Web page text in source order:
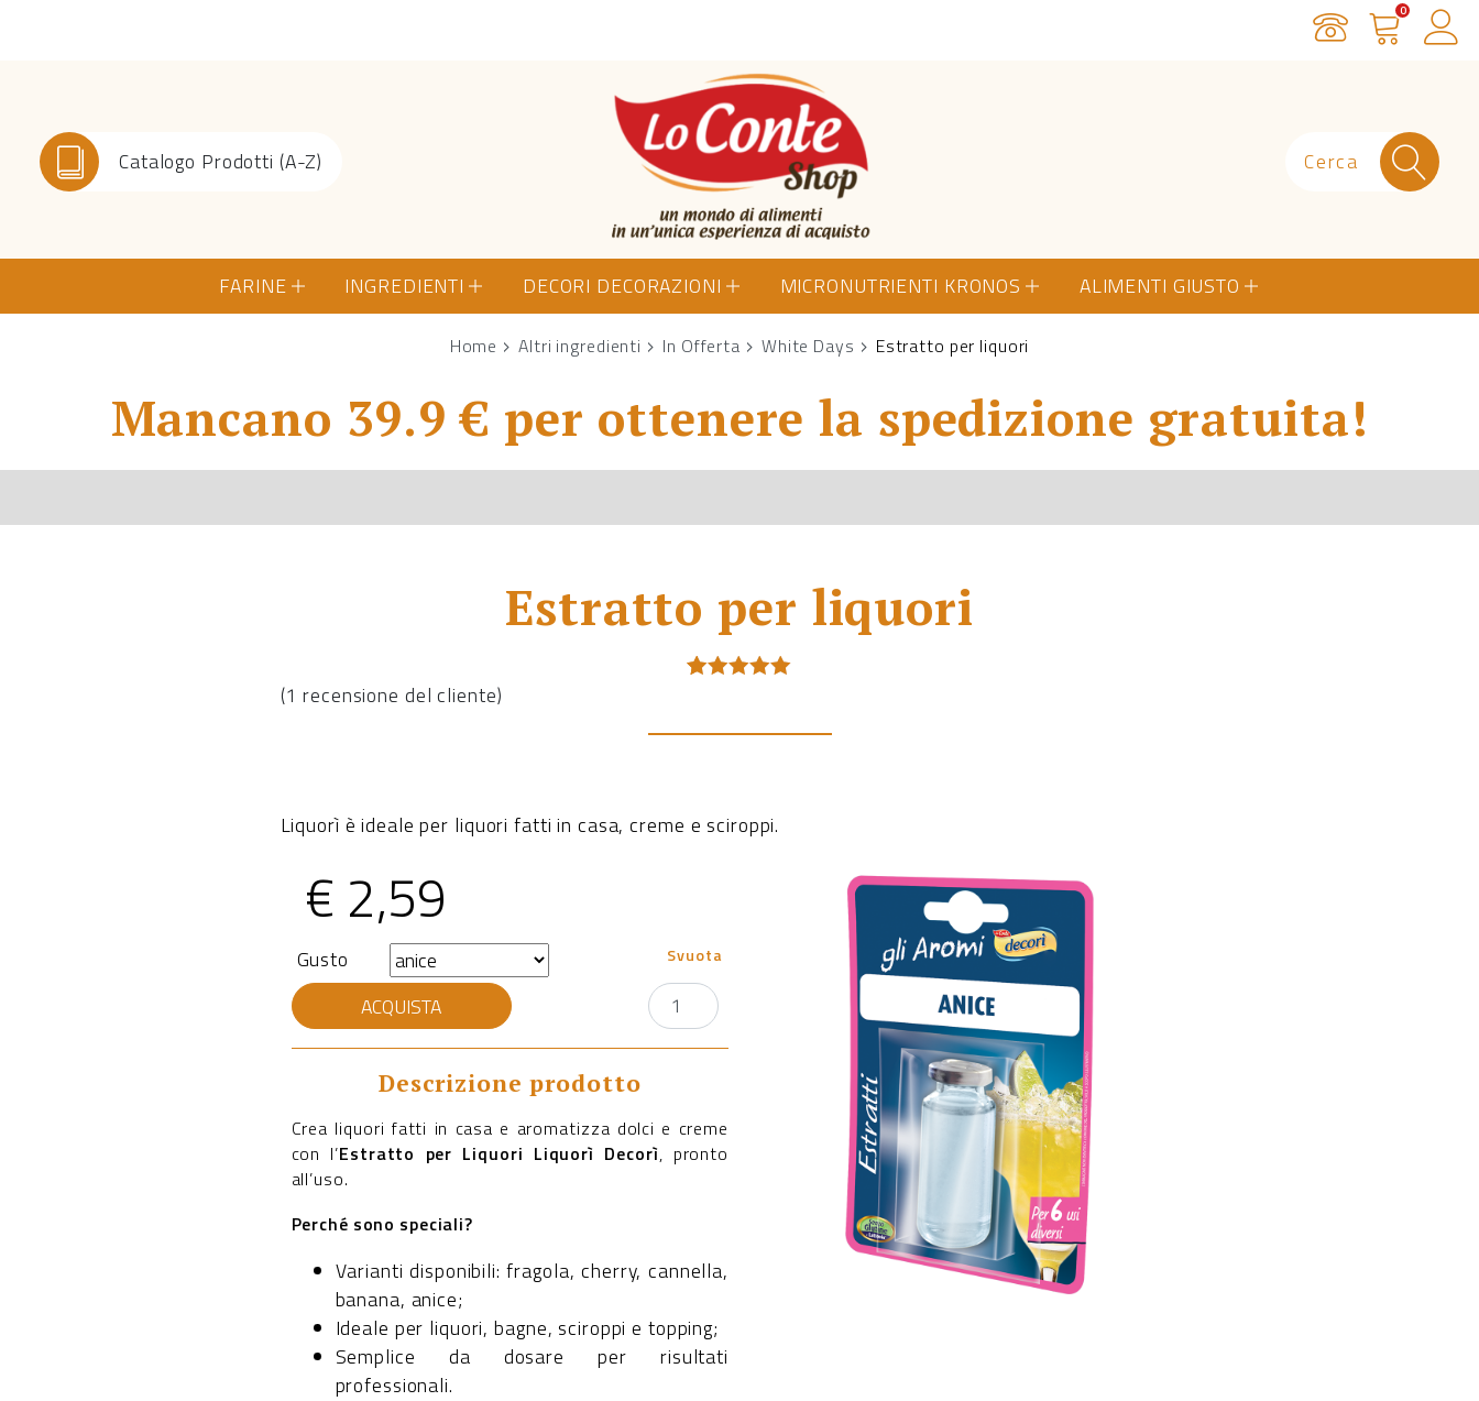
Servizio Clienti
Carrello
0
Catalogo Prodotti (A-Z)
Lo Conte Shop
FARINE INGREDIENTI DECORI DECORAZIONI MICRONUTRIENTI KRONOS ALIMENTI GIUSTO
Home Altri ingredienti In Offerta White Days Estratto per liquori
Mancano 39.9 € per ottenere la spedizione gratuita!
Estratto per liquori
su base
(1 recensione del cliente)
Liquorì è ideale per liquori fatti in casa, creme e sciroppi.
€ 2,59
Gusto Svuota
Estratto
per
liquori
quantità
ACQUISTA
Descrizione prodotto
Crea liquori fatti in casa e aromatizza dolci e creme
con l’Estratto per Liquori Liquorì Decorì, pronto
all’uso.
Perché sono speciali?
Varianti disponibili: fragola, cherry, cannella,
banana, anice;
Ideale per liquori, bagne, sciroppi e topping;
Semplice da dosare per risultati
professionali.